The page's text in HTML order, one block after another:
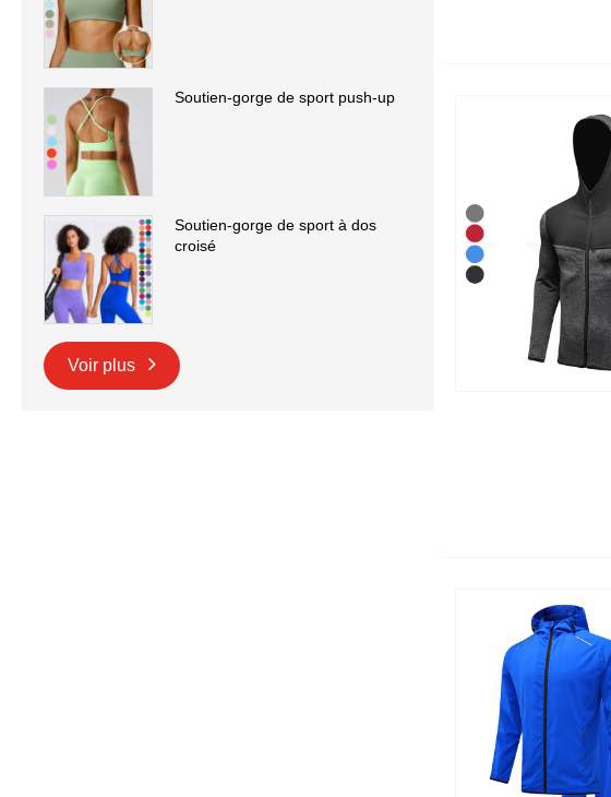
Soutien-gorge de sport push-up
Soutien-gorge de sport à dos
croisé
Voir plus